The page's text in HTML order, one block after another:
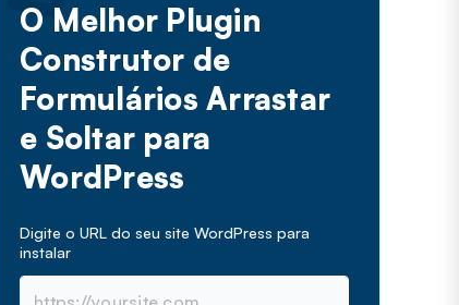
O Melhor Plugin
Construtor de
Formulários Arrastar
e Soltar para
WordPress
Digite o URL do seu site WordPress para
instalar